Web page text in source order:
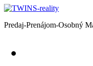
Predaj-Prenájom-Osobný